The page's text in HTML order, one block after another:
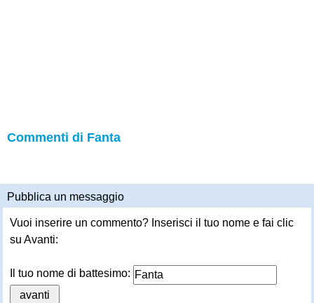
Commenti di Fanta
Pubblica un messaggio
Vuoi inserire un commento? Inserisci il tuo nome e fai clic
su Avanti:
Il tuo nome di battesimo: